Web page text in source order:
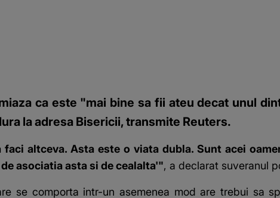
ca este "mai bine sa fii ateu decat unul
la adresa Bisericii, transmite Reuters.
altceva. Asta este o viata dubla. Sunt acei
asociatia asta si de cealalta'", a declarat suveranul
se comporta intr-un asemenea mod are trebui sa